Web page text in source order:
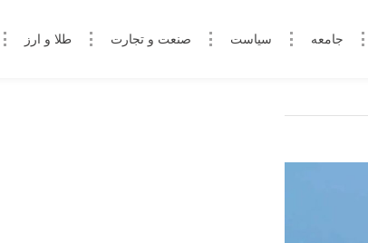
جامعه سیاست صنعت و تجارت طلا و ارز